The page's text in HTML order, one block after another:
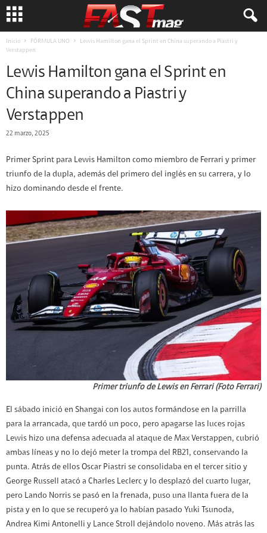
Inicio FÓRMULA UNO
Lewis Hamilton gana el Sprint en China superando a Piastri y
Verstappen
Lewis Hamilton gana el Sprint en
China superando a Piastri y
Verstappen
22 marzo, 2025
Primer Sprint para Lewis Hamilton como miembro de Ferrari y primer
triunfo de la dupla, además del primero del inglés en su carrera, y lo
hizo dominando desde el frente.
Primer triunfo de Lewis en Ferrari (Foto Ferrari)
El sábado inició en Shangai con los autos formándose en la parrilla
para la arrancada, que tardó un poco, pero apagarse las luces rojas
Lewis hizo una defensa adecuada al ataque de Max Verstappen, cubrió
ambas líneas y no lo dejó meter la trompa del RB21, conservando la
punta. Atrás de ellos Oscar Piastri se consolidaba en el tercer sitio y
George Russell atacó a Charles Leclerc y lo desplazó del cuarto lugar,
pero Lando Norris se pasó en la frenada, puso una llanta fuera de la
pista y en lo que se recuperó ya lo habían pasado Yuki Tsunoda,
Andrea Kimi Antonelli y Lance Stroll dejándolo noveno. Más atrás las